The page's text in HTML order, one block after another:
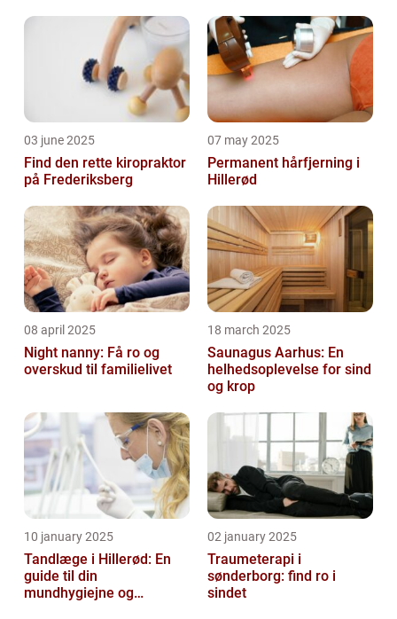
03 june 2025
Find den rette kiropraktor
på Frederiksberg
07 may 2025
Permanent hårfjerning i
Hillerød
08 april 2025
Night nanny: Få ro og
overskud til familielivet
18 march 2025
Saunagus Aarhus: En
helhedsoplevelse for sind
og krop
10 january 2025
Tandlæge i Hillerød: En
guide til din
mundhygiejne og
02 january 2025
Traumeterapi i
sønderborg: find ro i
sindet